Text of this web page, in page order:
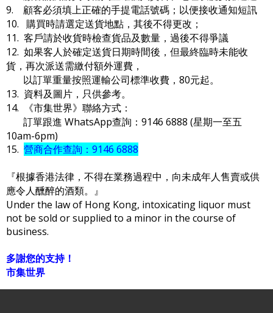
9. 顧客必須填上正確的手提電話號碼；以便接收通知短訊
10. 購買時請選定送貨地點，其後不得更改；
11. 客戶請於收貨時檢查貨品及數量，過後不得爭議
12. 如果客人於確定送貨日期時間後，但最終臨時未能收
貨，再次派送需繳付額外運費，
以訂單重量按照運輸公司標準收費，80元起。
13. 資料及圖片，只供參考。
14. 《市集世界》聯絡方式：
訂單跟進 WhatsApp查詢：9146 6888 (星期一至五
10am-6pm)
15. 營商合作查詢：9146 6888
『根據香港法律，不得在業務過程中，向未成年人售賣或供
應令人醺醉的酒類。』
Under the law of Hong Kong, intoxicating liquor must
not be sold or supplied to a minor in the course of
business.
多謝您的支持！
市集世界